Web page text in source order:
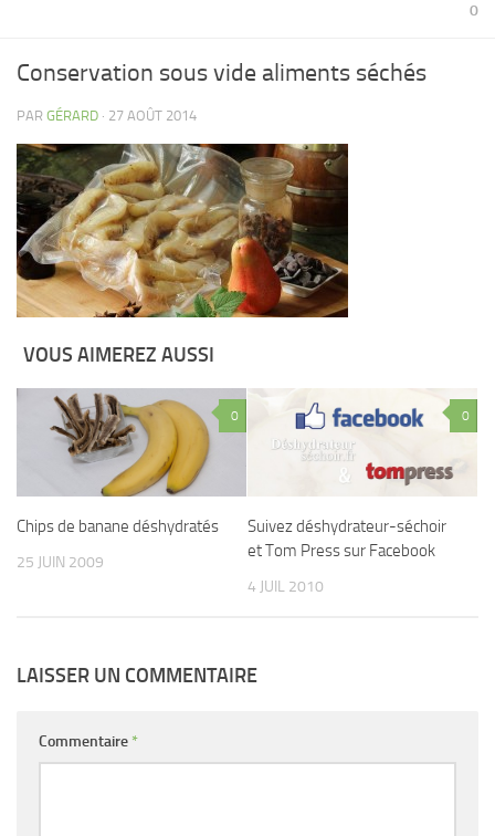
0
Conservation sous vide aliments séchés
PAR GÉRARD · 27 AOÛT 2014
VOUS AIMEREZ AUSSI
0
Chips de banane déshydratés
25 JUIN 2009
0
Suivez déshydrateur-séchoir
et Tom Press sur Facebook
4 JUIL 2010
LAISSER UN COMMENTAIRE
Commentaire *